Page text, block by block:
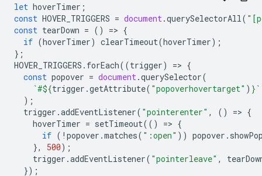
let hoverTimer ;
const HOVER_TRIGGERS = document .querySelectorAll (
const tearDown = () => {
if (hoverTimer) clearTimeout(hoverTimer);
};
HOVER_TRIGGERS . forEach((trigger) => {
const popover = document .querySelector(
`#${trigger .getAttribute( "popoverhovertarget" ) } `
);
trigger .addEventListener( "pointerenter" , () => {
hoverTimer = setTimeout(() => {
if ( ! popover .matches( ":open" )) popover .
},
500);
trigger .addEventListener( "pointerleave" ,
});